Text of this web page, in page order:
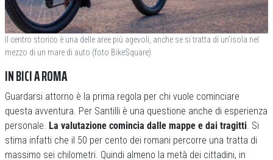
Il centro storico è una delle aree più agevoli, anche se si tratta di un’isola nel
mezzo di un mare di auto (foto BikeSquare)
IN BICI A ROMA
Guardarsi attorno è la prima regola per chi vuole cominciare
questa avventura. Per Santilli è una questione anche di esperienza
personale. La valutazione comincia dalle mappe e dai tragitti. Si
stima infatti che il 50 per cento dei romani percorre una tratta di
massimo sei chilometri. Quindi almeno la metà dei cittadini, in